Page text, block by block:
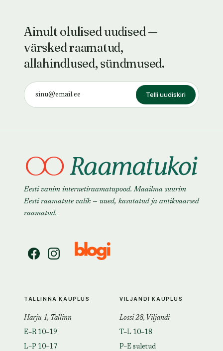
Ainult olulised uudised —
värsked raamatud,
allahindlused, sündmused.
Telli uudiskiri
Eesti vanim internetiraamatupood. Maailma suurim
Eesti raamatute valik — uued, kasutatud ja antikvaarsed
raamatud.
TALLINNA KAUPLUS
Harju 1, Tallinn
E–R 10–19
L–P 10–17
VILJANDI KAUPLUS
Lossi 28, Viljandi
T–L 10–18
P–E suletud